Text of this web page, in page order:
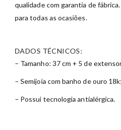
qualidade com garantia de
para todas as ocasiões.
DADOS TÉCNICOS:
– Tamanho: 37 cm + 5 de
– Semijoia com banho de ouro 18k;
– Possui tecnologia antialérgica.